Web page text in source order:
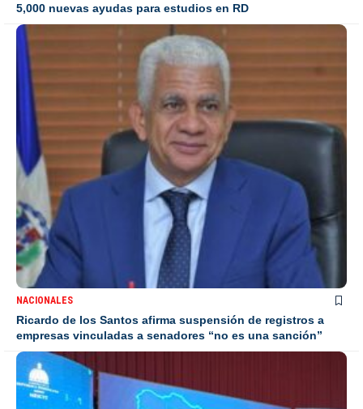
5,000 nuevas ayudas para estudios en RD
NACIONALES
Ricardo de los Santos afirma suspensión de registros a
empresas vinculadas a senadores “no es una sanción”